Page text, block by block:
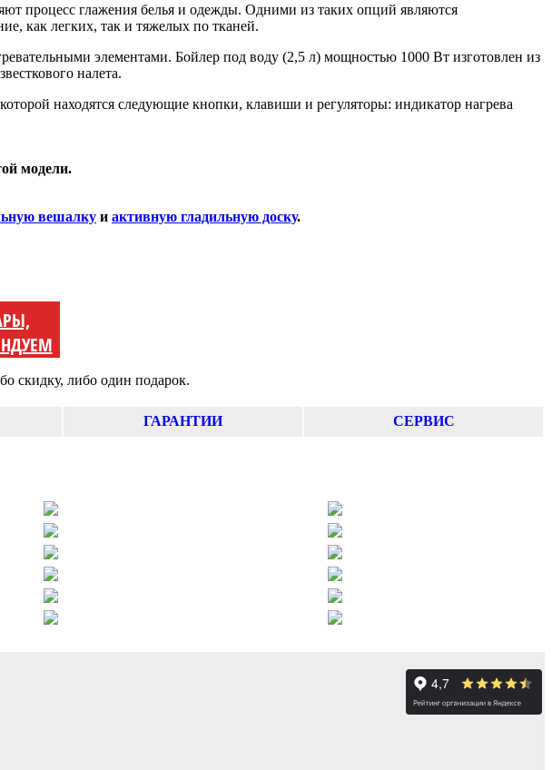
процесс глажения белья и одежды. Одними из таких опций являются
как легких, так и тяжелых по тканей.
элементами. Бойлер под воду (2,5 л) мощностью 1000 Вт изготовлен из
налета.
находятся следующие кнопки, клавиши и регуляторы: индикатор нагрева
модели.
вешалку и активную гладильную доску.
скидку, либо один подарок.
ГАРАНТИИ СЕРВИС